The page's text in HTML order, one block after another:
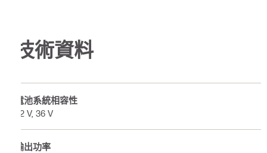
技術資料
電池系統相容性
22 V, 36 V
輸出功率